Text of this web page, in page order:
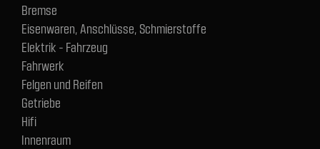
Bremse
Eisenwaren, Anschlüsse, Schmierstoffe
Elektrik - Fahrzeug
Fahrwerk
Felgen und Reifen
Getriebe
Hifi
Innenraum